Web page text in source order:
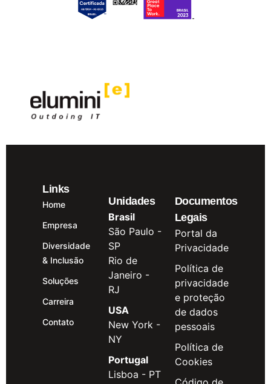
Links
Home
Empresa
Diversidade
& Inclusão
Soluções
Carreira
Contato
Unidades
Brasil
São Paulo -
SP
Rio de
Janeiro -
RJ
USA
New York -
NY
Portugal
Lisboa - PT
Documentos
Legais
Portal da
Privacidade
Política de
privacidade
e proteção
de dados
pessoais
Política de
Cookies